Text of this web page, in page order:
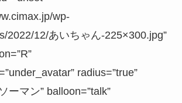
wp-
2022/12/あいちゃん-225×300.jpg”
radius=”true”
ーマン” balloon=”talk”